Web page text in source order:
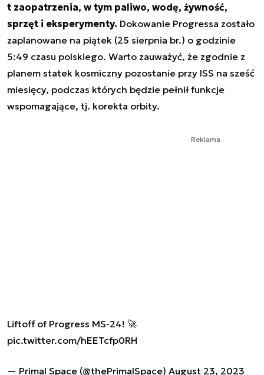
t zaopatrzenia, w tym paliwo, wodę, żywność,
sprzęt i eksperymenty. Dokowanie Progressa zostało
zaplanowane na piątek (25 sierpnia br.) o godzinie
5:49 czasu polskiego. Warto zauważyć, że zgodnie z
planem statek kosmiczny pozostanie przy ISS na sześć
miesięcy, podczas których będzie pełnił funkcje
wspomagające, tj. korekta orbity.
Reklama
Liftoff of Progress MS-24! 🚀
pic.twitter.com/hEETcfp0RH
— Primal Space (@thePrimalSpace) August 23, 2023